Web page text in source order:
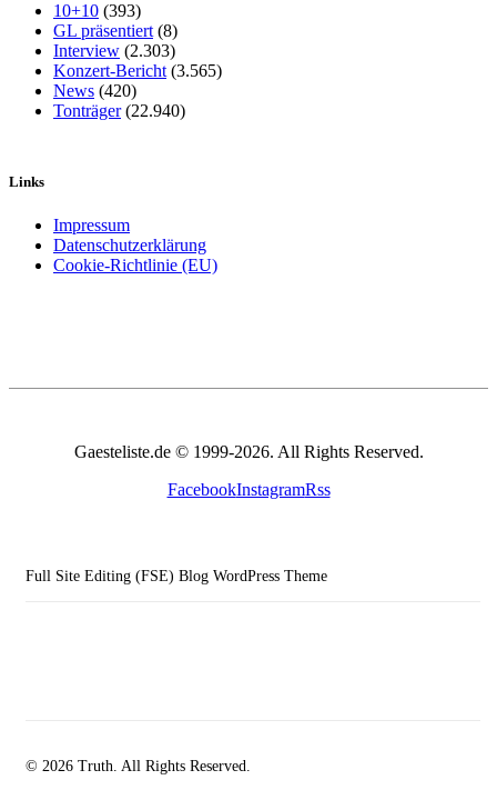
10+10 (393)
GL präsentiert (8)
Interview (2.303)
Konzert-Bericht (3.565)
News (420)
Tonträger(22.940)
Links
Impressum
Datenschutzerklärung
Cookie-Richtlinie (EU)
Gaesteliste.de © 1999-2026. All Rights Reserved.
FacebookInstagramRss
Full Site Editing (FSE) Blog WordPress Theme
© 2026 Truth. All Rights Reserved.